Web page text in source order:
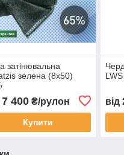
затінювальна
зелена (8х50)
7 400₴/рулон
Купити
від